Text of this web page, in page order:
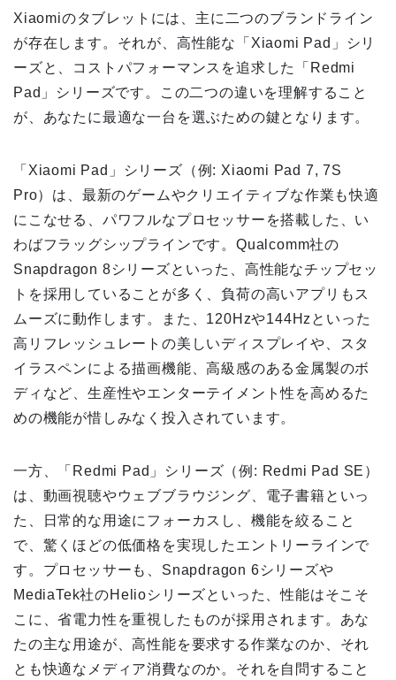
Xiaomiのタブレットには、主に二つのブランドライン
が存在します。それが、高性能な「Xiaomi Pad」シリ
ーズと、コストパフォーマンスを追求した「Redmi
Pad」シリーズです。この二つの違いを理解すること
が、あなたに最適な一台を選ぶための鍵となります。
「Xiaomi Pad」シリーズ（例: Xiaomi Pad 7, 7S
Pro）は、最新のゲームやクリエイティブな作業も快適
にこなせる、パワフルなプロセッサーを搭載した、い
わばフラッグシップラインです。Qualcomm社の
Snapdragon 8シリーズといった、高性能なチップセッ
トを採用していることが多く、負荷の高いアプリもス
ムーズに動作します。また、120Hzや144Hzといった
高リフレッシュレートの美しいディスプレイや、スタ
イラスペンによる描画機能、高級感のある金属製のボ
ディなど、生産性やエンターテイメント性を高めるた
めの機能が惜しみなく投入されています。
一方、「Redmi Pad」シリーズ（例: Redmi Pad SE）
は、動画視聴やウェブブラウジング、電子書籍といっ
た、日常的な用途にフォーカスし、機能を絞ること
で、驚くほどの低価格を実現したエントリーラインで
す。プロセッサーも、Snapdragon 6シリーズや
MediaTek社のHelioシリーズといった、性能はそこそ
こに、省電力性を重視したものが採用されます。あな
たの主な用途が、高性能を要求する作業なのか、それ
とも快適なメディア消費なのか。それを自問すること